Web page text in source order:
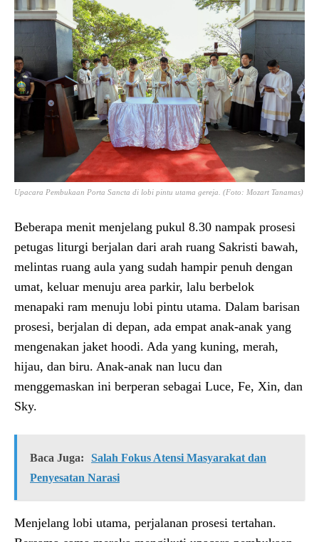
Upacara Pembukaan Porta Sancta di lobi pintu utama gereja. (Foto: Mozart Tanamas)
Beberapa menit menjelang pukul 8.30 nampak prosesi
petugas liturgi berjalan dari arah ruang Sakristi bawah,
melintas ruang aula yang sudah hampir penuh dengan
umat, keluar menuju area parkir, lalu berbelok
menapaki ram menuju lobi pintu utama. Dalam barisan
prosesi, berjalan di depan, ada empat anak-anak yang
mengenakan jaket hoodi. Ada yang kuning, merah,
hijau, dan biru. Anak-anak nan lucu dan
menggemaskan ini berperan sebagai Luce, Fe, Xin, dan
Sky.
Baca Juga:
Salah Fokus Atensi Masyarakat dan
Penyesatan Narasi
Menjelang lobi utama, perjalanan prosesi tertahan.